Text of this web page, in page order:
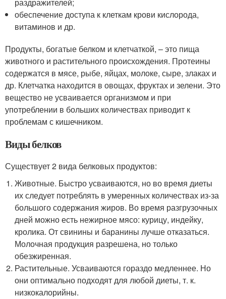
раздражителей;
обеспечение доступа к клеткам крови кислорода,
витаминов и др.
Продукты, богатые белком и клетчаткой, – это пища
животного и растительного происхождения. Протеины
содержатся в мясе, рыбе, яйцах, молоке, сыре, злаках и
др. Клетчатка находится в овощах, фруктах и зелени. Это
вещество не усваивается организмом и при
употреблении в больших количествах приводит к
проблемам с кишечником.
Виды белков
Существует 2 вида белковых продуктов:
Животные. Быстро усваиваются, но во время диеты
их следует потреблять в умеренных количествах из-за
большого содержания жиров. Во время разгрузочных
дней можно есть нежирное мясо: курицу, индейку,
кролика. От свинины и баранины лучше отказаться.
Молочная продукция разрешена, но только
обезжиренная.
Растительные. Усваиваются гораздо медленнее. Но
они оптимально подходят для любой диеты, т. к.
низкокалорийны.